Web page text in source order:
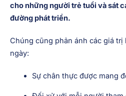
cho những người trẻ tuổi và sát
đường phát triển.
Chúng cũng phản ánh các giá
ngày:
Sự chân thực được mang